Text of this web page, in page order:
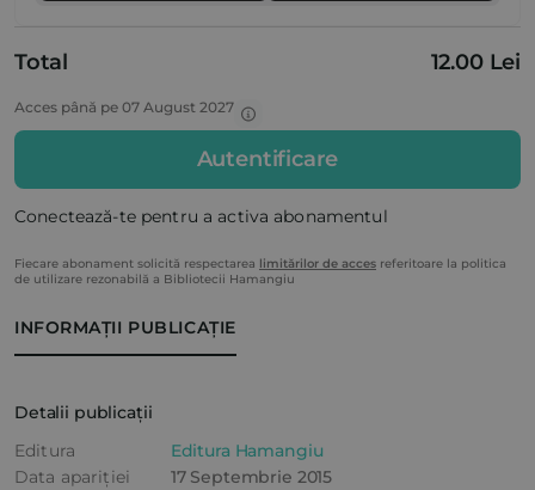
INFORMAȚII PUBLICAȚIE
Detalii publicații
Editura
Editura Hamangiu
Data apariției
17 Septembrie 2015
Total 12.00 Lei
Acces până pe 07 August 2027
Autentificare
Conectează-te pentru a activa abonamentul
Fiecare abonament solicită respectarea limitărilor de acces referitoare la politica
de utilizare rezonabilă a Bibliotecii Hamangiu